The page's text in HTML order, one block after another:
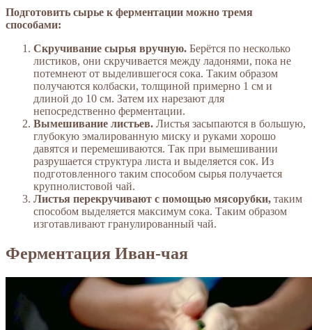
Подготовить сырье к ферментации можно тремя
способами:
Скручивание сырья вручную. Берётся по несколько
листиков, они скручивается между ладонями, пока не
потемнеют от выделившегося сока. Таким образом
получаются колбаски, толщиной примерно 1 см и
длиной до 10 см. Затем их нарезают для
непосредственно ферментации.
Вымешивание листьев. Листья засыпаются в большую,
глубокую эмалированную миску и руками хорошо
давятся и перемешиваются. Так при вымешивании
разрушается структура листа и выделяется сок. Из
подготовленного таким способом сырья получается
крупнолистовой чай.
Листья перекручивают с помощью мясорубки, таким
способом выделяется максимум сока. Таким образом
изготавливают гранулированный чай.
Ферментация Иван-чая